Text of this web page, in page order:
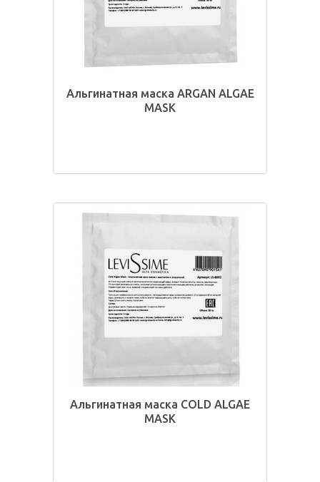
Альгинатная маска ARGAN ALGAE
MASK
Альгинатная маска COLD ALGAE
MASK